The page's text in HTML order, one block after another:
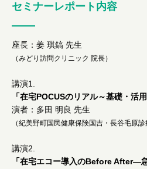
セミナーレポート内容
座長：姜 琪鎬 先生
（みどり訪問クリニック 院長）
講演1.
「在宅POCUSのリアル～基礎・活
演者：多田 明良 先生
（紀美野町国民健康保険国吉・長谷毛原診
講演2.
「在宅エコー導入のBefore After―